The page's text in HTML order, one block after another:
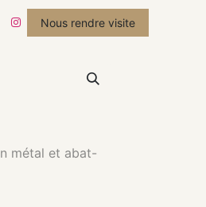
Nous rendre visite
métal et abat-